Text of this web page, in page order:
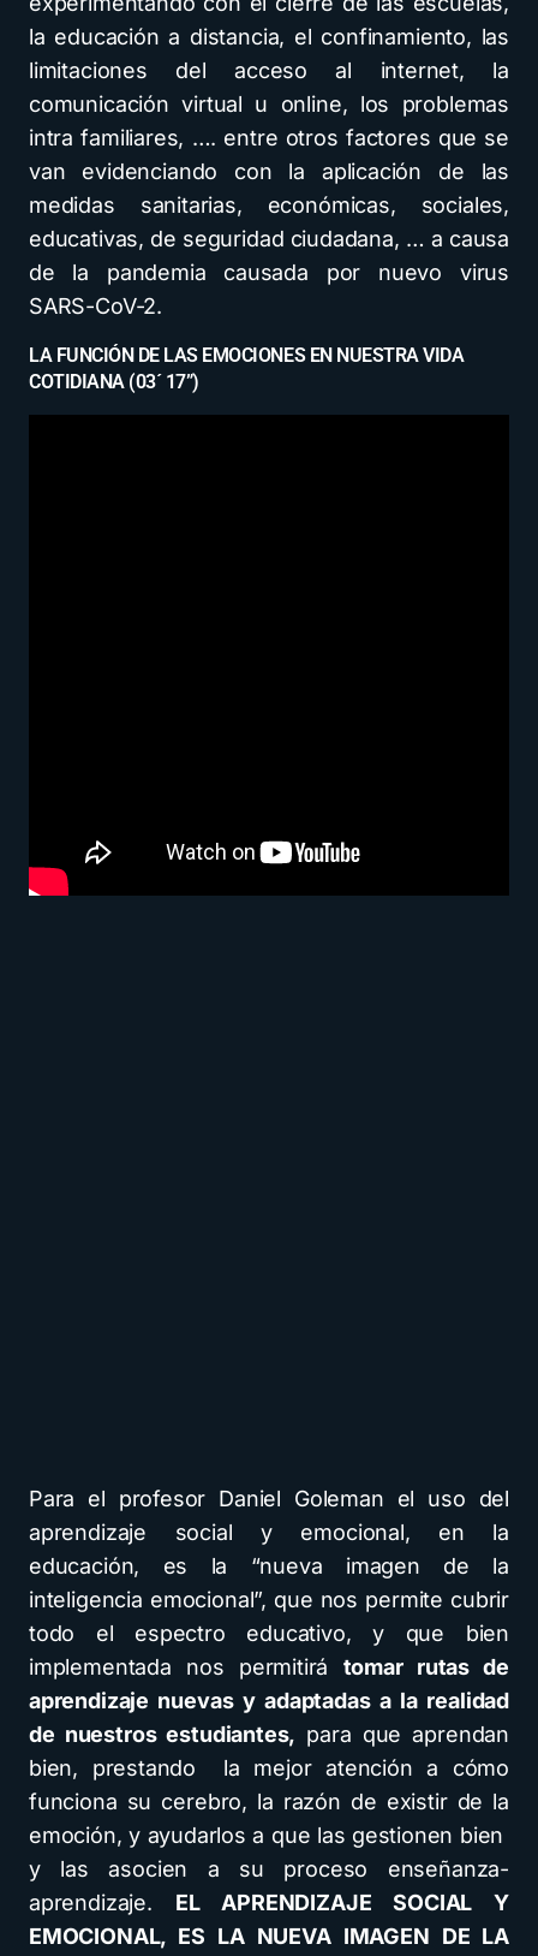
la educación a distancia, el confinamiento, las
limitaciones del acceso al internet, la
comunicación virtual u online, los problemas
intra familiares, …. entre otros factores que se
van evidenciando con la aplicación de las
medidas sanitarias, económicas, sociales,
educativas, de seguridad ciudadana, … a causa
de la pandemia causada por nuevo virus
SARS-CoV-2.
LA FUNCIÓN DE LAS EMOCIONES EN NUESTRA VIDA
COTIDIANA (03´ 17”)
Para el profesor Daniel Goleman el uso del
aprendizaje social y emocional, en la
educación, es la “nueva imagen de la
inteligencia emocional”, que nos permite cubrir
todo el espectro educativo, y que bien
implementada nos permitirá tomar rutas de
aprendizaje nuevas y adaptadas a la realidad
de nuestros estudiantes, para que aprendan
bien, prestando la mejor atención a cómo
funciona su cerebro, la razón de existir de la
emoción, y ayudarlos a que las gestionen bien
y las asocien a su proceso enseñanza-
aprendizaje. EL APRENDIZAJE SOCIAL Y
EMOCIONAL, ES LA NUEVA IMAGEN DE LA